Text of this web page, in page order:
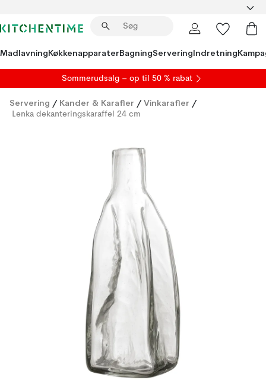
MadlavningKøkkenapparaterBagningServeringIndretning
Sommerudsalg – op til 50 % rabat
Servering / Kander & Karafler / Vinkarafler /
Lenka dekanteringskaraffel 24 cm